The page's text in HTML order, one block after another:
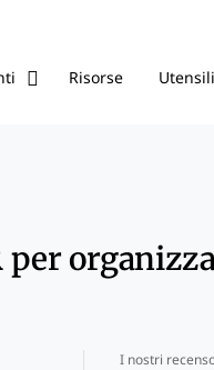
Risorse Utensili
I nostri